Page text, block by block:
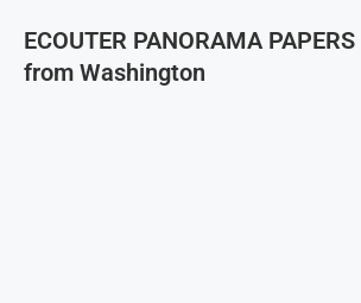
ECOUTER PANORAMA
from Washington